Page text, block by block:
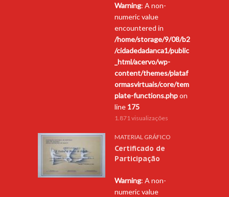
Warning: A non-
numeric value
encountered in
/home/storage/9/08/b2
/cidadedadanca1/public
_html/acervo/wp-
content/themes/plataf
ormasvirtuais/core/tem
plate-functions.phpon
line 175
1.871 visualizações
MATERIAL GRÁFICO
Certificado de
Participação
Warning: A non-
numeric value